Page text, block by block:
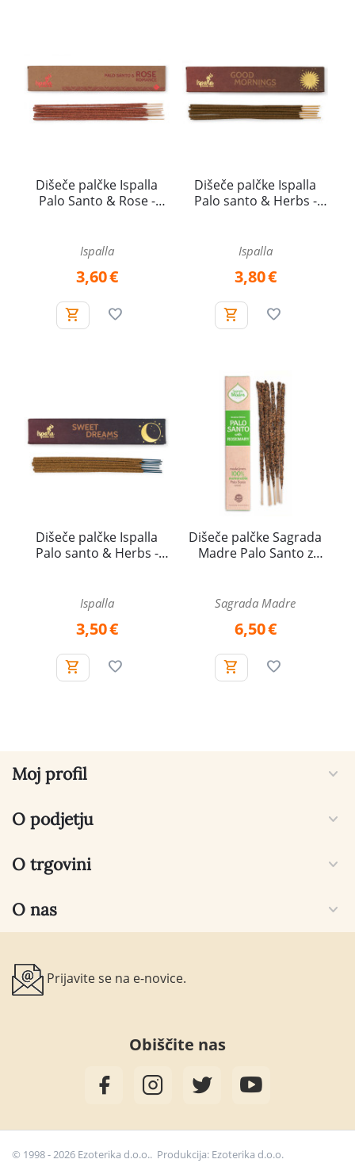
Dišeče palčke Ispalla
Palo Santo & Rose -
g
Ispalla
3,60€
Dišeče palčke Ispalla
Palo santo & Herbs -
jutro!, 13 g
Ispalla
3,80€
Dišeče palčke Ispalla
Palo santo & Herbs -
sanje, 13 g
Ispalla
3,50€
Dišeče palčke Sagrada
Madre Palo Santo z
Sagrada Madre
6,50€
Moj profil
O podjetju
O trgovini
O nas
Prijavite se na e-novice.
Obiščite nas
© 1998 - 2026 Ezoterika d.o.o.. Produkcija: Ezoterika d.o.o.